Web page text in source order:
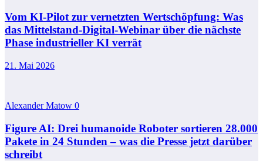
Vom KI-Pilot zur vernetzten Wertschöpfung: Was
das Mittelstand-Digital-Webinar über die nächste
Phase industrieller KI verrät
21. Mai 2026
Alexander Matow 0
Figure AI: Drei humanoide Roboter sortieren 28.000
Pakete in 24 Stunden – was die Presse jetzt darüber
schreibt